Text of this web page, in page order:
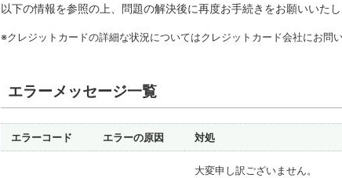
以下の情報を参照の上、問題の解決後に再度お手続きをお願いいたし
※クレジットカードの詳細な状況についてはクレジットカード会社にお問い
エラーメッセージ一覧
エラーコード エラーの原因 対処
大変申し訳ございません。